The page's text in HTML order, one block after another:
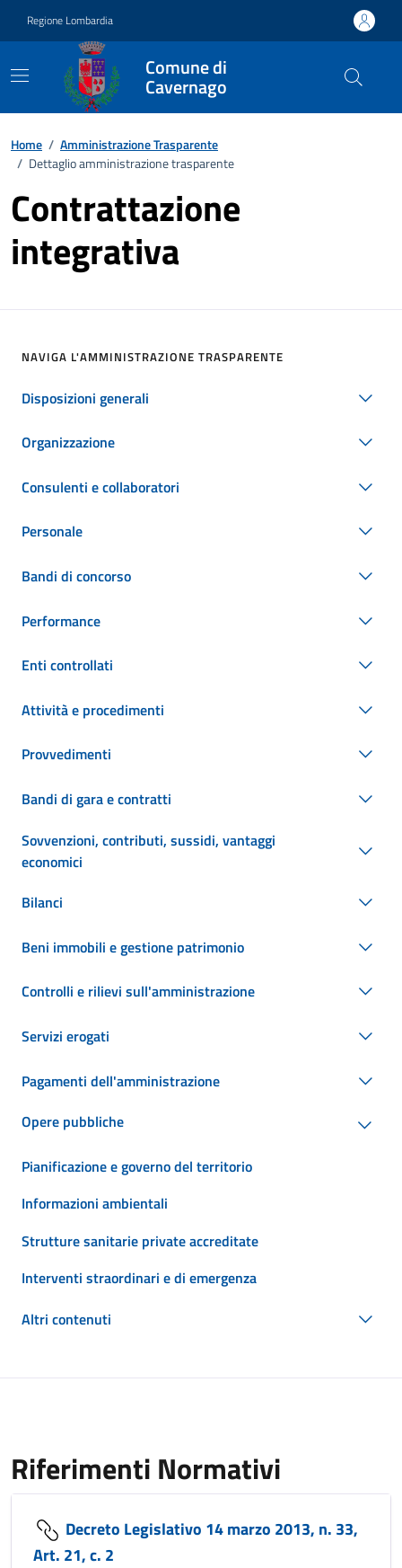
Regione Lombardia
Comune di
Cavernago
Home / Amministrazione Trasparente
/ Dettaglio amministrazione trasparente
Contrattazione
integrativa
NAVIGA L'AMMINISTRAZIONE TRASPARENTE
Disposizioni generali
Organizzazione
Consulenti e collaboratori
Personale
Bandi di concorso
Performance
Enti controllati
Attività e procedimenti
Provvedimenti
Bandi di gara e contratti
Sovvenzioni, contributi, sussidi, vantaggi
economici
Bilanci
Beni immobili e gestione patrimonio
Controlli e rilievi sull'amministrazione
Servizi erogati
Pagamenti dell'amministrazione
Opere pubbliche
Pianificazione e governo del territorio
Informazioni ambientali
Strutture sanitarie private accreditate
Interventi straordinari e di emergenza
Altri contenuti
Riferimenti Normativi
Decreto Legislativo 14 marzo 2013, n. 33,
Art. 21, c. 2